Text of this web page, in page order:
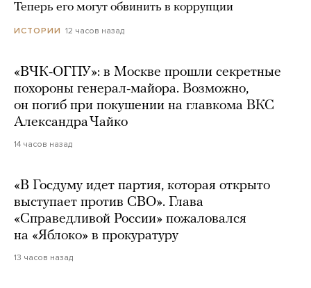
Теперь его могут обвинить в коррупции
ИСТОРИИ 12 часов назад
«ВЧК-ОГПУ»: в Москве прошли секретные
похороны генерал-майора. Возможно,
он погиб при покушении на главкома ВКС
Александра Чайко
14 часов назад
«В Госдуму идет партия, которая открыто
выступает против СВО». Глава
«Справедливой России» пожаловался
на «Яблоко» в прокуратуру
13 часов назад